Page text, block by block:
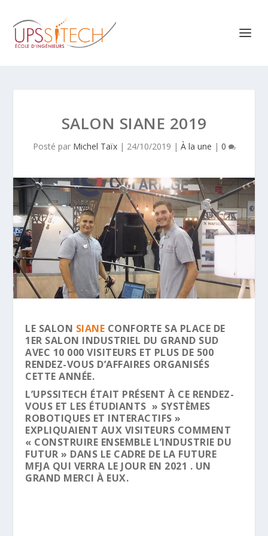
SALON SIANE 2019
Posté par Michel Taïx| 24/10/2019 | À la une | 0
LE SALON SIANE CONFORTE SA PLACE DE
1ER SALON INDUSTRIEL DU GRAND SUD
AVEC 10 000 VISITEURS ET PLUS DE 500
RENDEZ-VOUS D’AFFAIRES ORGANISÉS
CETTE ANNÉE.
L’UPSSITECH ÉTAIT PRÉSENT À CE RENDEZ-
VOUS ET LES ÉTUDIANTS » SYSTÈMES
ROBOTIQUES ET INTERACTIFS »
EXPLIQUAIENT AUX VISITEURS COMMENT
« CONSTRUIRE ENSEMBLE L’INDUSTRIE DU
FUTUR » DANS LE CADRE DE LA FUTURE
MFJA QUI VERRA LE JOUR EN 2021 . UN
GRAND MERCI À EUX.